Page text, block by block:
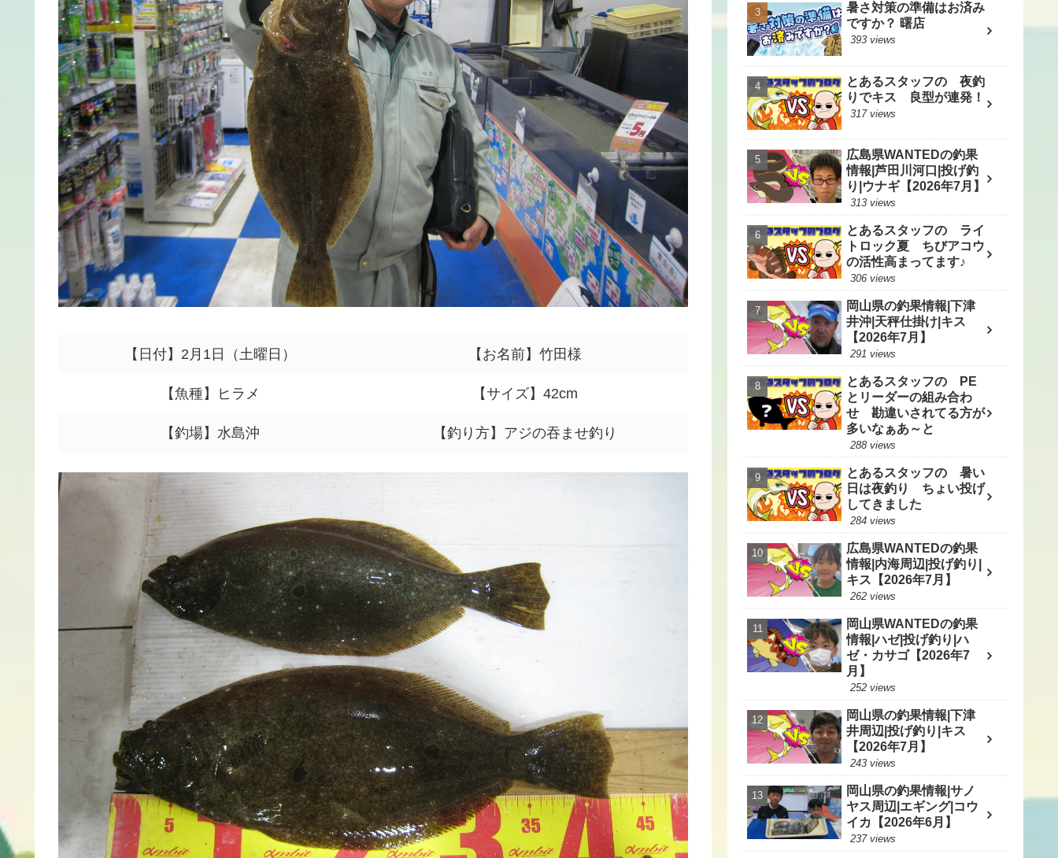
【日付】2月1日（土曜日） 【お名前】竹田様
【魚種】ヒラメ 【サイズ】42cm
【釣場】水島沖 【釣り方】アジの吞ませ釣り
暑さ対策の準備はお済み
ですか？ 曙店
393 views
とあるスタッフの 夜釣
りでキス 良型が連発！
317 views
広島県WANTEDの釣果
情報|芦田川河口|投げ釣
り|ウナギ【2026年7月】
313 views
とあるスタッフの ライ
トロック夏 ちびアコウ
の活性高まってます♪
306 views
岡山県の釣果情報|下津
井沖|天秤仕掛け|キス
【2026年7月】
291 views
とあるスタッフの PE
とリーダーの組み合わ
せ 勘違いされてる方が
多いなぁあ～と
288 views
とあるスタッフの 暑い
日は夜釣り ちょい投げ
してきました
284 views
広島県WANTEDの釣果
情報|内海周辺|投げ釣り|
キス【2026年7月】
262 views
岡山県WANTEDの釣果
情報|ハゼ|投げ釣り|ハ
ゼ・カサゴ【2026年7
月】
252 views
岡山県の釣果情報|下津
井周辺|投げ釣り|キス
【2026年7月】
243 views
岡山県の釣果情報|サノ
ヤス周辺|エギング|コウ
イカ【2026年6月】
237 views